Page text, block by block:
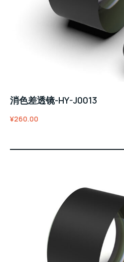
消色差透镜-HY-J0013
¥260.00